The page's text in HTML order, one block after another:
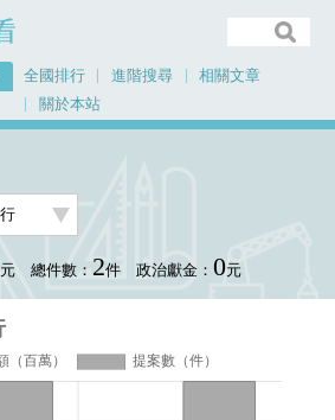
全國排行 進階搜尋
相關文章
關於本站
元 總件數： 2件 政治獻金： 0元